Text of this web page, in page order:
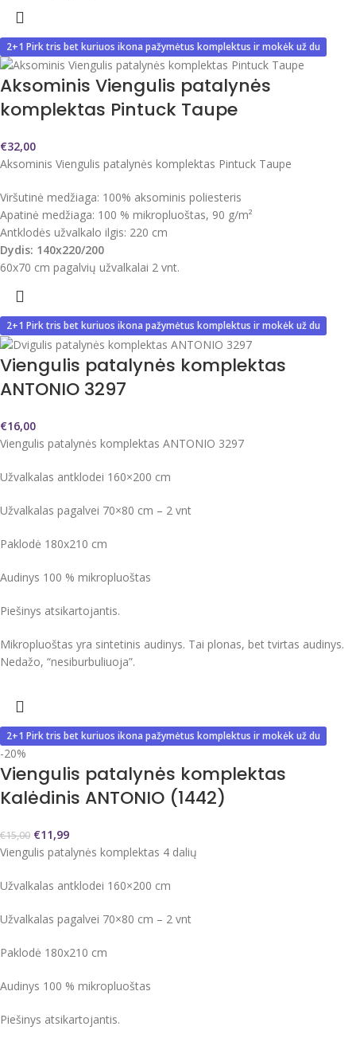
2+1 Pirk tris bet kuriuos ikona pažymėtus komplektus ir mokėk už du
Aksominis Viengulis patalynės
komplektas Pintuck Taupe
€32,00
Aksominis Viengulis patalynės komplektas Pintuck Taupe
Viršutinė medžiaga: 100% aksominis poliesteris
Apatinė medžiaga: 100 % mikropluoštas, 90 g/m²
Antklodės užvalkalo ilgis: 220 cm
Dydis: 140x220/200
60x70 cm pagalvių užvalkalai 2 vnt.
2+1 Pirk tris bet kuriuos ikona pažymėtus komplektus ir mokėk už du
Viengulis patalynės komplektas
ANTONIO 3297
€16,00
Viengulis patalynės komplektas ANTONIO 3297
Užvalkalas antklodei 160×200 cm
Užvalkalas pagalvei 70×80 cm – 2 vnt
Paklodė 180x210 cm
Audinys 100 % mikropluoštas
Piešinys atsikartojantis.
Mikropluoštas yra sintetinis audinys. Tai plonas, bet tvirtas audinys.
Nedažo, “nesiburbuliuoja”.
2+1 Pirk tris bet kuriuos ikona pažymėtus komplektus ir mokėk už du
-20%
Viengulis patalynės komplektas
Kalėdinis ANTONIO (1442)
€15,00 €11,99
Viengulis patalynės komplektas 4 dalių
Užvalkalas antklodei 160×200 cm
Užvalkalas pagalvei 70×80 cm – 2 vnt
Paklodė 180x210 cm
Audinys 100 % mikropluoštas
Piešinys atsikartojantis.